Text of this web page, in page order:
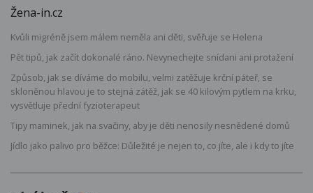
Žena-in.cz
Kvůli migréně jsem málem neměla ani děti, svěřuje se Helena
Pět tipů, jak začít dokonalé ráno. Nevynechejte snídani ani protažení
Způsob, jak se díváme do mobilu, velmi zatěžuje krční páteř, se
skloněnou hlavou je to stejná zátěž, jak se 40 kilovým pytlem na krku,
vysvětluje přední fyzioterapeut
Tipy maminek, jak na svačiny, aby je děti nenosily nesnědené domů
Jídlo jako palivo pro běžce: Důležité je nejen to, co jíte, ale i kdy to jíte